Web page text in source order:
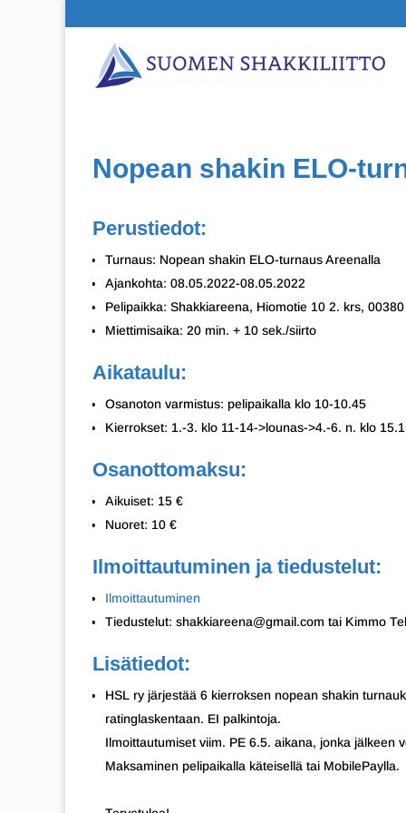
Nopean shakin ELO-
Perustiedot:
Turnaus: Nopean shakin ELO-turnaus Areenalla
Ajankohta: 08.05.2022-08.05.2022
Pelipaikka: Shakkiareena, Hiomotie 10 2. krs,
Miettimisaika: 20 min. + 10 sek./siirto
Aikataulu:
Osanoton varmistus: pelipaikalla klo 10-10.45
Kierrokset: 1.-3. klo 11-14->lounas->4.-6. n. klo
Osanottomaksu:
Aikuiset: 15 €
Nuoret: 10 €
Ilmoittautuminen ja tiedustelut:
Ilmoittautuminen
Tiedustelut: shakkiareena@gmail.com tai Kimmo
Lisätiedot:
HSL ry järjestää 6 kierroksen nopean shakin
ratinglaskentaan. EI palkintoja.
Ilmoittautumiset viim. PE 6.5. aikana, jonka jälkeen
Maksaminen pelipaikalla käteisellä tai MobilePaylla.